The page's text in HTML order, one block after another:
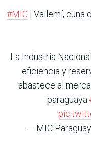
#MIC| Vallemí, cuna
La Industria
eficiencia y
abastece al
paraguaya.
— MIC